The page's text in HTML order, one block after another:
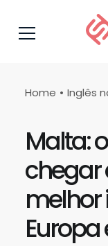
Home Inglês
Malta:
chegar
Europa